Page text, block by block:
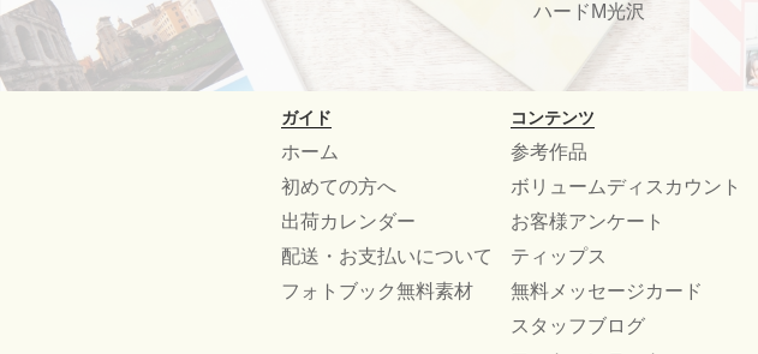
ハードM光沢
ガイド
ホーム
初めての方へ
出荷カレンダー
配送・お支払いについて
フォトブック無料素材
コンテンツ
参考作品
ボリュームディスカウント
お客様アンケート
ティップス
無料メッセージカード
スタッフブログ